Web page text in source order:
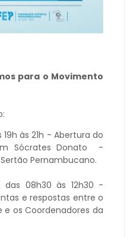
para o Movimento
às 21h - Abertura do
Sócrates Donato -
Pernambucano.
das 08h30 às 12h30 -
e respostas entre o
e os Coordenadores da